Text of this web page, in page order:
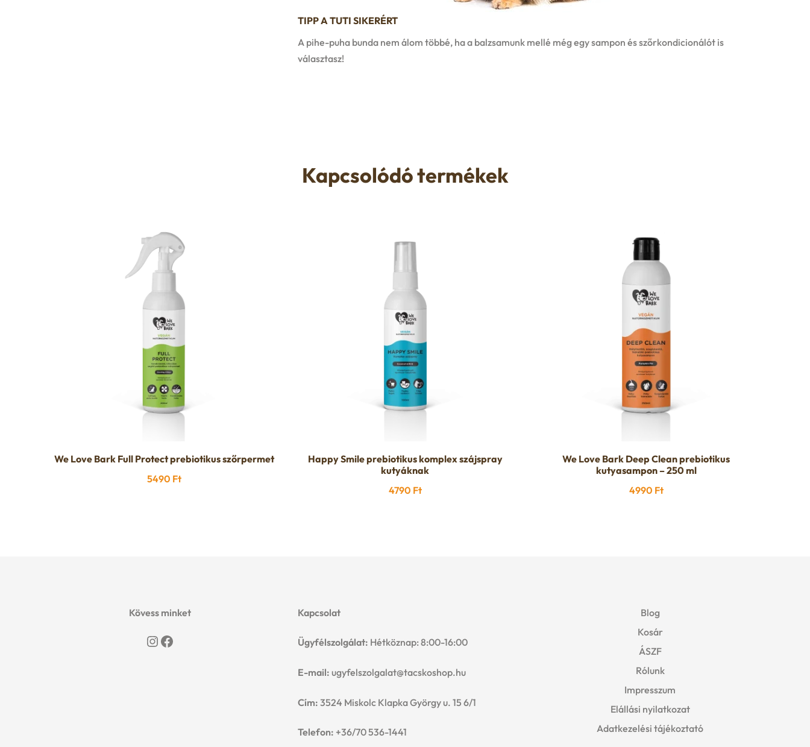
TIPP A TUTI SIKERÉRT
A pihe-puha bunda nem álom többé, ha a balzsamunk mellé még egy sampon és szőrkondicionálót is
választasz!
Kapcsolódó termékek
We Love Bark Full Protect prebiotikus szőrpermet
5490 Ft
Happy Smile prebiotikus komplex szájspray
kutyáknak
4790 Ft
We Love Bark Deep Clean prebiotikus
kutyasampon – 250 ml
4990 Ft
Kövess minket
Instagram
Facebook
Kapcsolat
Ügyfélszolgálat: Hétköznap: 8:00-16:00
E-mail: ugyfelszolgalat@tacskoshop.hu
Cím: 3524 Miskolc Klapka György u. 15 6/1
Telefon: +36/70 536-1441
Blog
Kosár
ÁSZF
Rólunk
Impresszum
Elállási nyilatkozat
Adatkezelési tájékoztató